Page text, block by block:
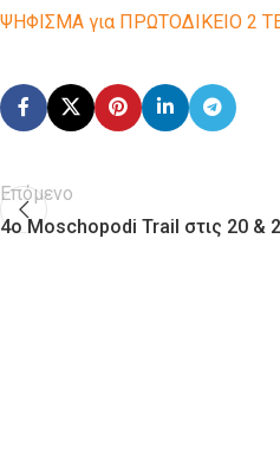
ΨΗΦΙΣΜΑ για ΠΡΩΤΟΔΙΚΕΙΟ 2
Επόμενο
4o Moschopodi Trail στις 20 &